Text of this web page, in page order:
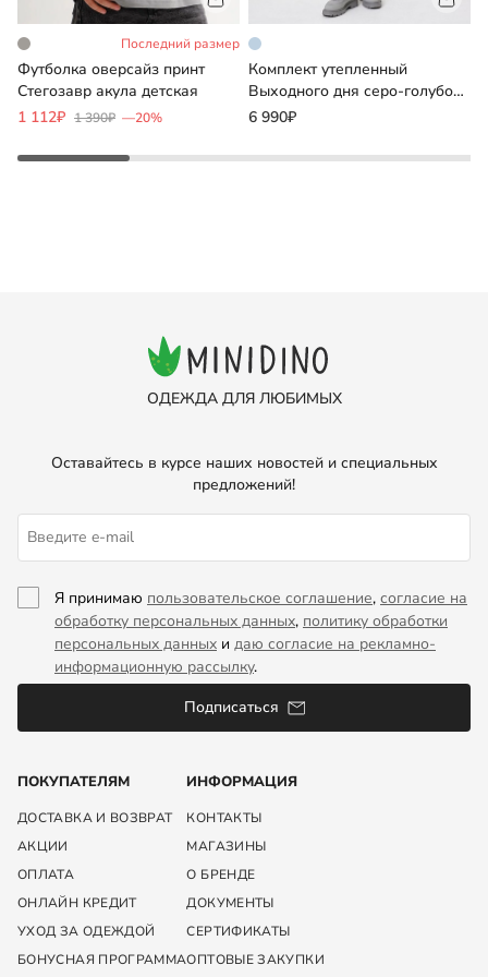
Последний размер
Футболка оверсайз принт
Стегозавр акула детская
1 112₽ 1 390₽ —20%
Комплект утепленный
Выходного дня серо-голубой
женский
6 990₽
ОДЕЖДА ДЛЯ ЛЮБИМЫХ
ПОКУПАТЕЛЯМ
ДОСТАВКА И ВОЗВРАТ
АКЦИИ
ОПЛАТА
ОНЛАЙН КРЕДИТ
УХОД ЗА ОДЕЖДОЙ
БОНУСНАЯ ПРОГРАММА
ИНФОРМАЦИЯ
КОНТАКТЫ
МАГАЗИНЫ
О БРЕНДЕ
ДОКУМЕНТЫ
СЕРТИФИКАТЫ
ОПТОВЫЕ ЗАКУПКИ
Оставайтесь в курсе наших новостей и специальных
предложений!
Я принимаю пользовательское соглашение, согласие на
обработку персональных данных, политику обработки
персональных данных и даю согласие на рекламно-
информационную рассылку.
Подписаться